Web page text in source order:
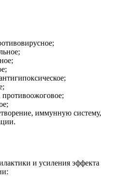
иммунную систему,
и усиления эффекта